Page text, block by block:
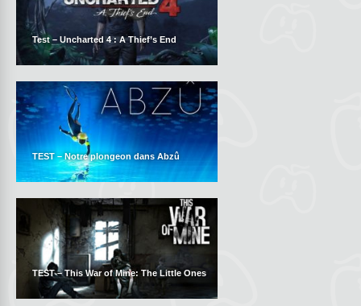
Test – Uncharted 4 : A Thief’s End
TEST – Notre plongeon dans Abzû
TEST – This War of Mine: The Little Ones